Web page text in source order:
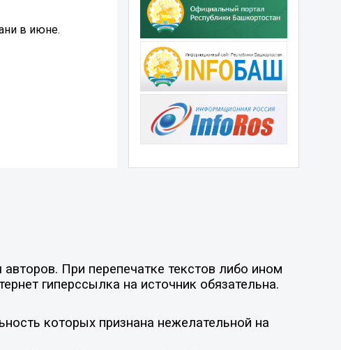
в июне.
При перепечатке текстов либо ином
гиперссылка на источник обязательна.
которых признана нежелательной на